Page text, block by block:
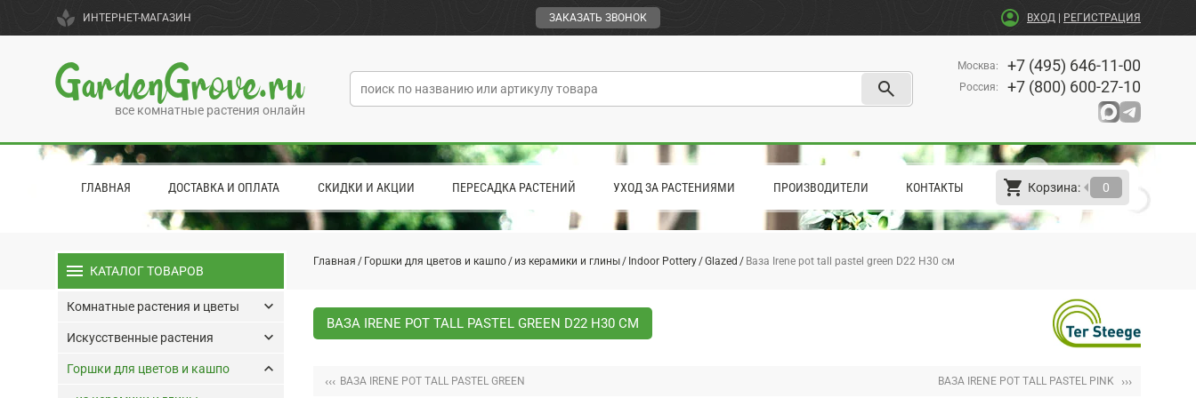
spa ИНТЕРНЕТ-МАГАЗИН ЗАКАЗАТЬ ЗВОНОК account_circle ВХОД РЕГИСТРАЦИЯ
GardenGrove.ru
все комнатные растения онлайн
search
Москва: +7 (495) 646-11-00
Россия: +7 (800) 600-27-10
ГЛАВНАЯ ДОСТАВКА И ОПЛАТА СКИДКИ И АКЦИИ ПЕРЕСАДКА РАСТЕНИЙ УХОД ЗА РАСТЕНИЯМИ ПРОИЗВОДИТЕЛИ КОНТАКТЫ shopping_cart Корзина: 0
arrow_left
Главная Горшки для цветов и кашпо из керамики и глины Indoor Pottery Glazed Ваза Irene pot tall pastel green D22 H30 см
ВАЗА IRENE POT TALL PASTEL GREEN D22 H30 СМ
‹‹‹ ВАЗА IRENE POT TALL PASTEL GREEN ВАЗА IRENE POT TALL PASTEL PINK ›››
menu КАТАЛОГ ТОВАРОВ
Комнатные растения и цветы keyboard_arrow_down
Искусственные растения keyboard_arrow_down
Горшки для цветов и кашпо keyboard_arrow_up